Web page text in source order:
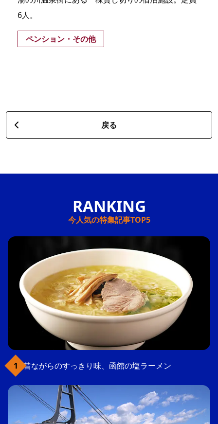
6人。
ペンション・その他
戻る
今人気の特集記事TOP5
昔ながらのすっきり味、函館の塩ラーメン